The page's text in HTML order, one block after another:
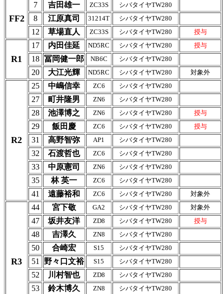
FF2
7 吉田雄一 ZC33S シバタイヤTW280
8 江原真司 31214T シバタイヤTW280
12 草場直人 ZC33S シバタイヤTW280 授与
R1
17 内田佳延 ND5RC シバタイヤTW280 授与
18 冨岡健一郎 NB6C シバタイヤTW280
20 大江光輝 ND5RC シバタイヤTW280 対象外
R2
25 中嶋信幸 ZC6 シバタイヤTW280
27 町井隆男 ZN6 シバタイヤTW280
28 池澤博之 ZN6 シバタイヤTW280 授与
29 飯田慶 ZC6 シバタイヤTW280 授与
31 高野智弥 AP1 シバタイヤTW280
32 石渡哲也 ZC6 シバタイヤTW280
33 中原憲司 ZN6 シバタイヤTW280
35 林 英一 ZC6 シバタイヤTW280
41 遠藤裕和 ZC6 シバタイヤTW280 対象外
R3
44 宮下敬 GA2 シバタイヤTW280 対象外
47 坂井友洋 ZD8 シバタイヤTW280 授与
48 吉澤久 ZN8 シバタイヤTW280
50 合崎宏 S15 シバタイヤTW280
51 野々口文裕 S15 シバタイヤTW280
52 川村智也 ZD8 シバタイヤTW280
53 鈴木博久 ZN8 シバタイヤTW280